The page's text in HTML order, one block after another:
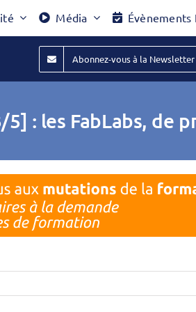
Média Évènements
Abonnez-vous à la
: les FabLabs, de